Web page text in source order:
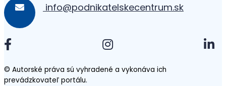
info@podnikatelskecentrum.sk
© Autorské práva sú vyhradené a vykonáva ich
prevádzkovateľ portálu.